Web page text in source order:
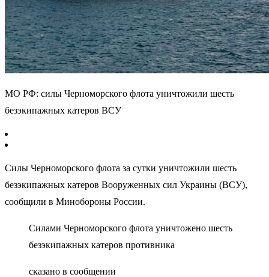
МО РФ: силы Черноморского флота уничтожили шесть
безэкипажных катеров ВСУ
Силы Черноморского флота за сутки уничтожили шесть
безэкипажных катеров Вооруженных сил Украины (ВСУ),
сообщили в Минобороны России.
Силами Черноморского флота уничтожено шесть
безэкипажных катеров противника
сказано в сообщении